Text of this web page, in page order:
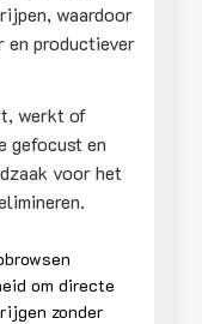
waardoor
en productiever
werkt of
gefocust en
voor het
om directe
zonder